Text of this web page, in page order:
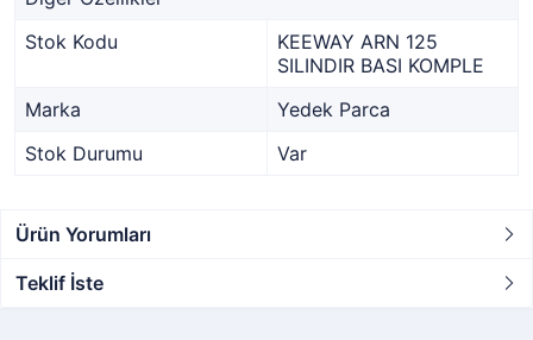
Stok Kodu
KEEWAY ARN 125
SILINDIR BASI KOMPLE
Marka
Yedek Parca
Stok Durumu
Var
Ürün Yorumları
Teklif İste